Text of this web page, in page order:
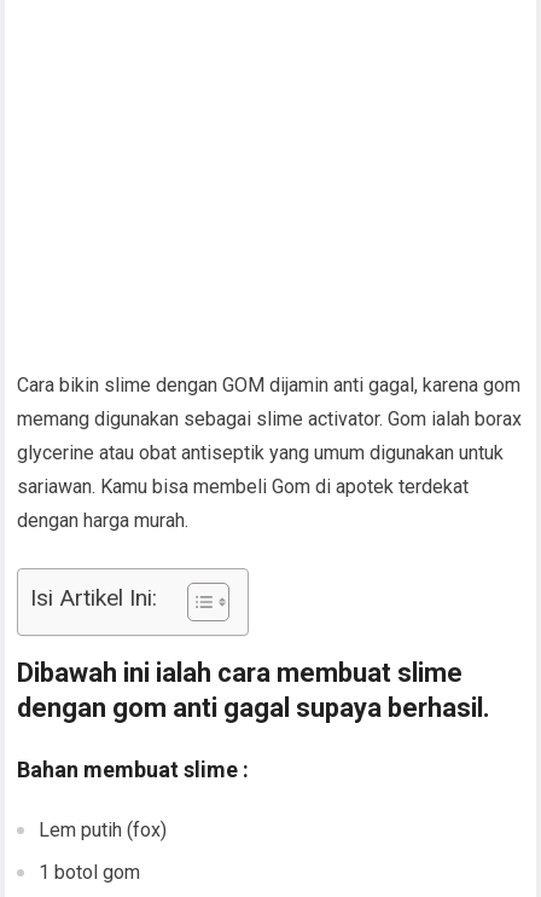
Cara bikin slime dengan GOM dijamin anti gagal, karena gom
memang digunakan sebagai slime activator. Gom ialah borax
glycerine atau obat antiseptik yang umum digunakan untuk
sariawan. Kamu bisa membeli Gom di apotek terdekat
dengan harga murah.
Isi Artikel Ini:
Dibawah ini ialah cara membuat slime
dengan gom anti gagal supaya berhasil.
Bahan membuat slime :
Lem putih (fox)
1 botol gom